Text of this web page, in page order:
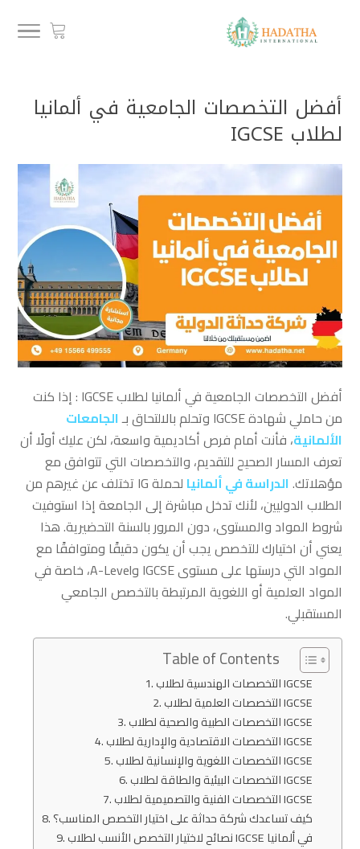
أفضل التخصصات الجامعية في ألمانيا
لطلاب IGCSE
أفضل التخصصات الجامعية في ألمانيا لطلاب IGCSE : إذا كنت
من حاملي شهادة IGCSE وتحلم بالالتحاق بـ
الجامعات
الألمانية، فأنت أمام فرص أكاديمية واسعة، لكن عليك أولًا أن
تعرف المسار الصحيح للتقديم، والتخصصات التي تتوافق مع
مؤهلاتك.الدراسة في ألمانيا
لحملة IG تختلف عن غيرهم من
الطلاب الدوليين، لأنك تدخل مباشرة إلى الجامعة إذا استوفيت
شروط المواد والمستوى، دون المرور بالسنة التحضيرية. هذا
يعني أن اختيارك للتخصص يجب أن يكون دقيقًا ومتوافقًا مع
المواد التي درستها على مستوى IGCSE وA-Level، خاصة في
المواد العلمية أو اللغوية المرتبطة بالتخصص الجامعي
المستقبلي.
Table of Contents
التخصصات الهندسية لطلاب IGCSE
التخصصات العلمية لطلاب IGCSE
التخصصات الطبية والصحية لطلاب IGCSE
التخصصات الاقتصادية والإدارية لطلاب IGCSE
التخصصات اللغوية والإنسانية لطلاب IGCSE
التخصصات البيئية والطاقة لطلاب IGCSE
التخصصات الفنية والتصميمية لطلاب IGCSE
كيف تساعدك شركة حداثة على اختيار التخصص المناسب؟
نصائح لاختيار التخصص الأنسب لطلاب IGCSE في ألمانيا